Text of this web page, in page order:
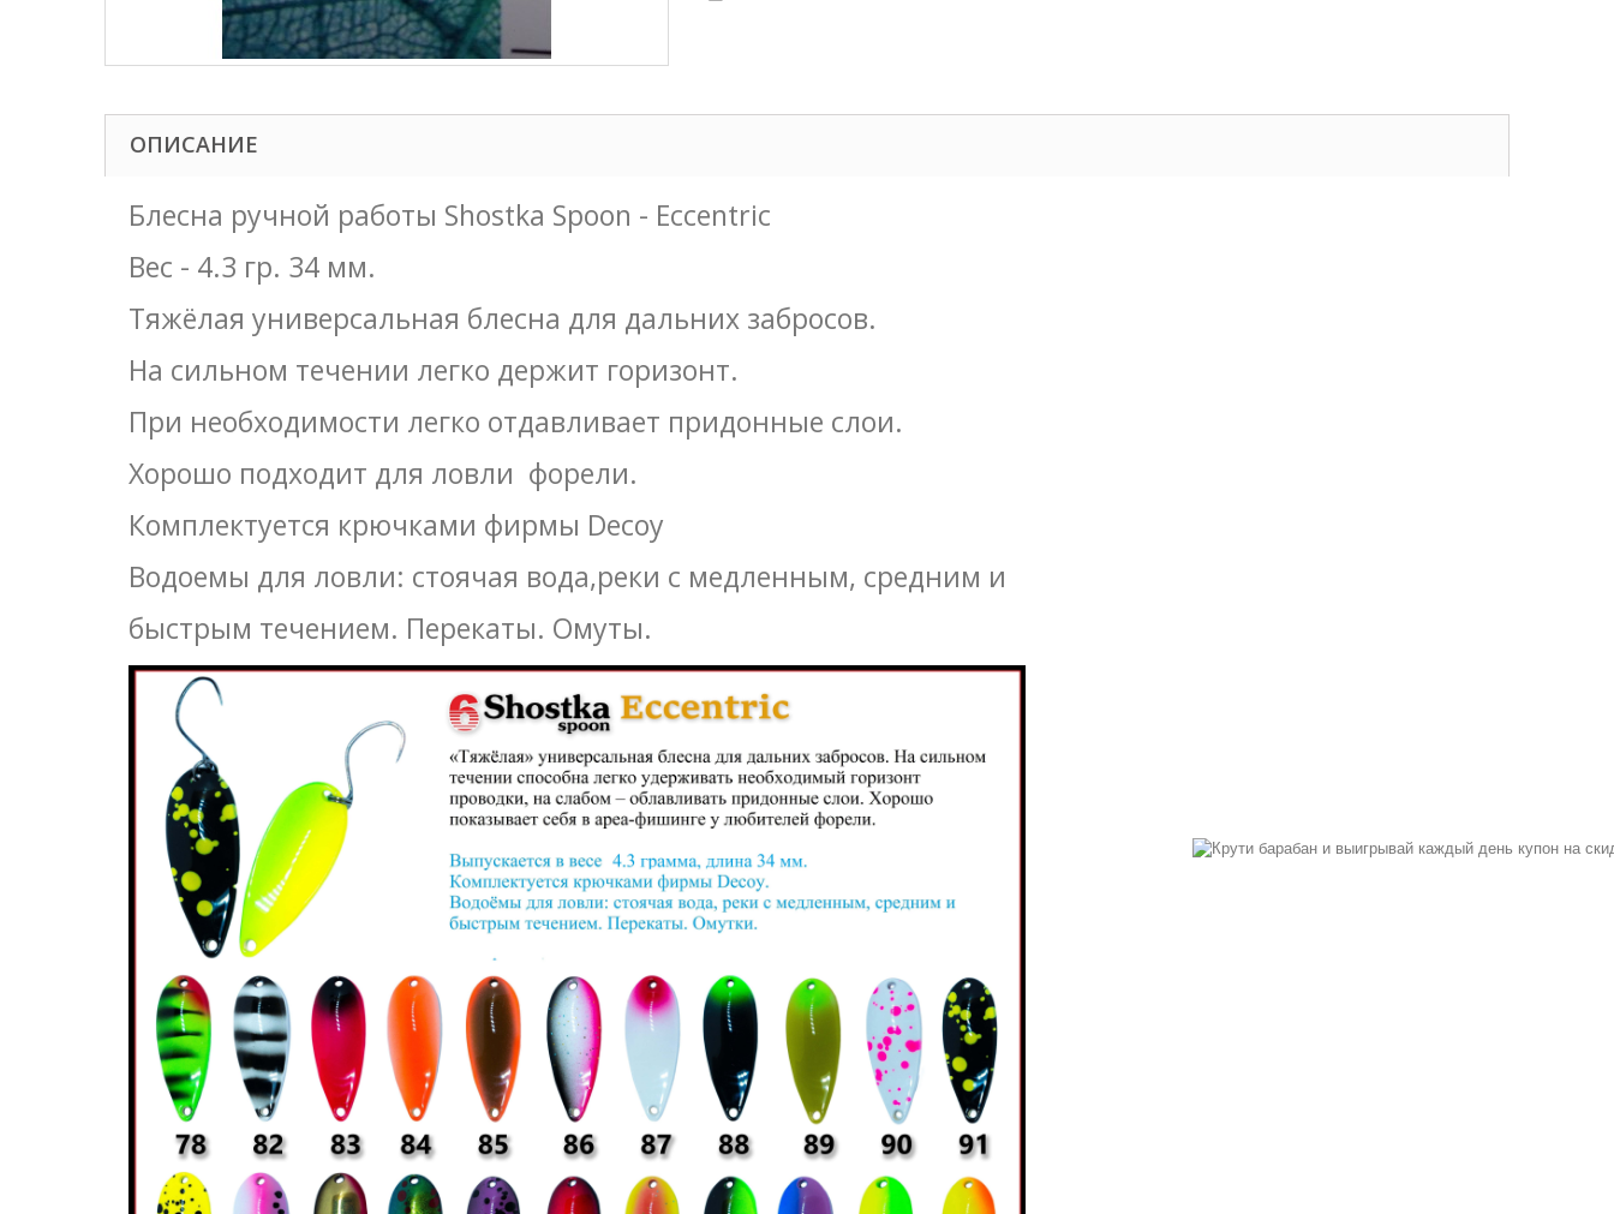
ОПИСАНИЕ
Блесна ручной работы Shostka Spoon - Eccentric
Вес - 4.3 гр. 34 мм.
Тяжёлая универсальная блесна для дальних забросов.
На сильном течении легко держит горизонт.
При необходимости легко отдавливает придонные слои.
Хорошо подходит для ловли форели.
Комплектуется крючками фирмы Decoy
Водоемы для ловли: стоячая вода,реки с медленным, средним и
быстрым течением. Перекаты. Омуты.